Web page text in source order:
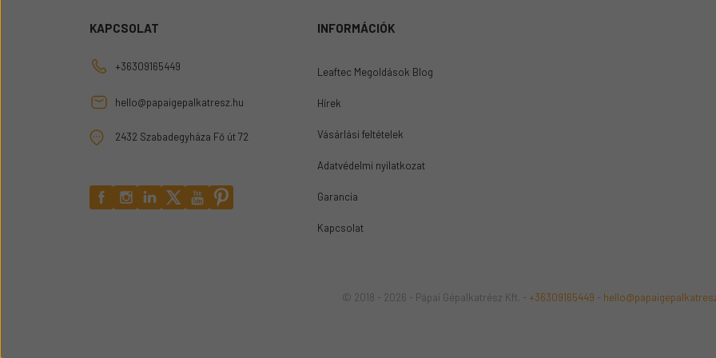
KAPCSOLAT
+36309165449
hello@papaigepalkatresz.hu
2432 Szabadegyháza Fő út 72
INFORMÁCIÓK
Leaftec Megoldások Blog
Hírek
Vásárlási feltételek
Adatvédelmi nyilatkozat
Garancia
Kapcsolat
© 2018 - 2026 - Pápai Gépalkatrész Kft. - +36309165449 -